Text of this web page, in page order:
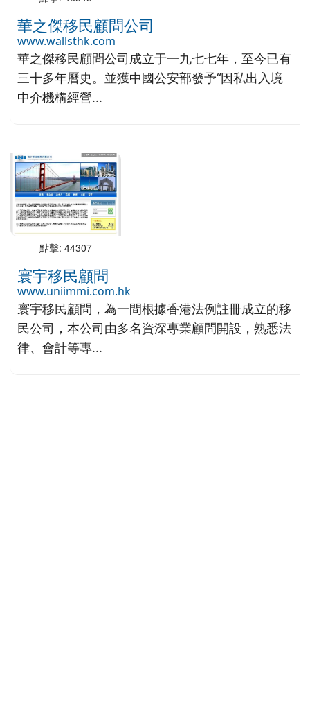
華之傑移民顧問公司
www.wallsthk.com
華之傑移民顧問公司成立于一九七七年，至今已有
三十多年曆史。並獲中國公安部發予“因私出入境
中介機構經營...
點擊: 44307
寰宇移民顧問
www.uniimmi.com.hk
寰宇移民顧問，為一間根據香港法例註冊成立的移
民公司，本公司由多名資深專業顧問開設，熟悉法
律、會計等專...